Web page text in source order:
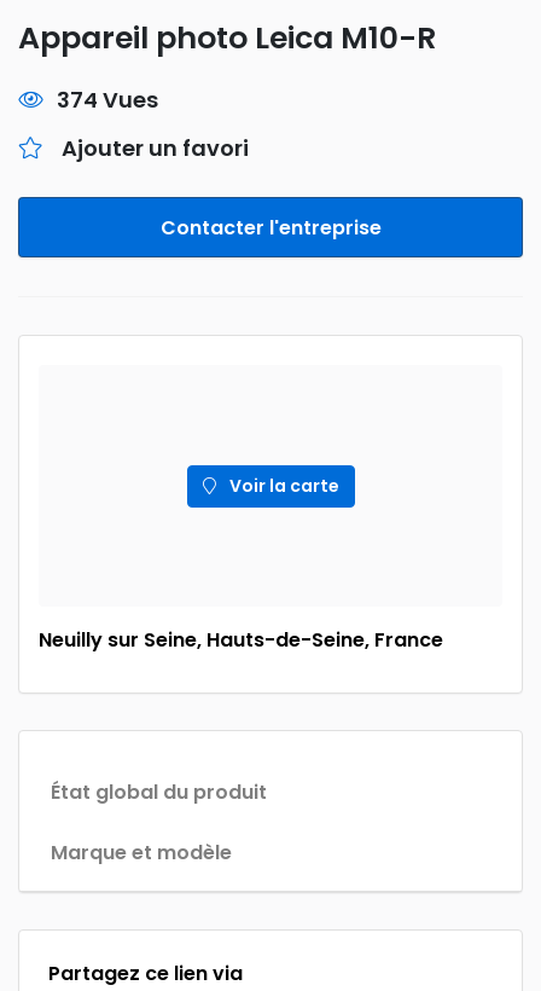
Appareil photo Leica M10-R
374 Vues
Ajouter un favori
Contacter l'entreprise
Voir la carte
Neuilly sur Seine, Hauts-de-Seine, France
État global du produit
Marque et modèle
Partagez ce lien via